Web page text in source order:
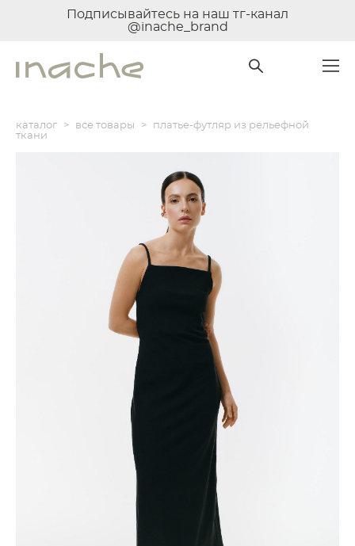
Подписывайтесь на наш тг-канал
@inache_brand
каталог > все товары >
платье-футляр из рельефной
ткани